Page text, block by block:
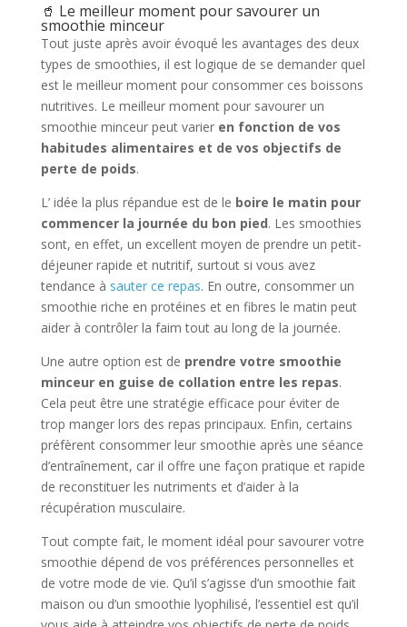
🥤 Le meilleur moment pour savourer un
smoothie minceur
Tout juste après avoir évoqué les avantages des deux
types de smoothies, il est logique de se demander quel
est le meilleur moment pour consommer ces boissons
nutritives. Le meilleur moment pour savourer un
smoothie minceur peut varier en fonction de vos
habitudes alimentaires et de vos objectifs de
perte de poids.
L’ idée la plus répandue est de le boire le matin pour
commencer la journée du bon pied. Les smoothies
sont, en effet, un excellent moyen de prendre un petit-
déjeuner rapide et nutritif, surtout si vous avez
tendance à sauter ce repas. En outre, consommer un
smoothie riche en protéines et en fibres le matin peut
aider à contrôler la faim tout au long de la journée.
Une autre option est de prendre votre smoothie
minceur en guise de collation entre les repas.
Cela peut être une stratégie efficace pour éviter de
trop manger lors des repas principaux. Enfin, certains
préfèrent consommer leur smoothie après une séance
d’entraînement, car il offre une façon pratique et rapide
de reconstituer les nutriments et d’aider à la
récupération musculaire.
Tout compte fait, le moment idéal pour savourer votre
smoothie dépend de vos préférences personnelles et
de votre mode de vie. Qu’il s’agisse d’un smoothie fait
maison ou d’un smoothie lyophilisé, l’essentiel est qu’il